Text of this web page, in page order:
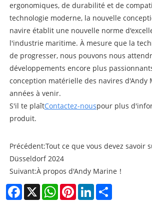
ergonomiques, de durabilité et de
technologie moderne, la nouvelle
navire établit une nouvelle norme
l'industrie maritime. À mesure que la
de progresser, nous pouvons nous
développements encore plus
conception matérielle des navires d'Andy
années à venir.
S'il te plaîtContactez-nouspour plus
produit.
Précédent:Tout ce que vous devez savoir
Düsseldorf 2024
Suivant:À propos d'Andy Marine！
Facebook
X WhatsAppPinterestLinkedIn